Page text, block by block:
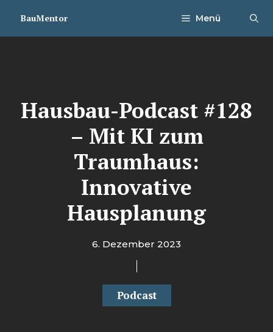
InhaltBauMentor Menü
Hausbau-Podcast #128
– Mit KI zum
Traumhaus:
Innovative
Hausplanung
6. Dezember 2023
Podcast